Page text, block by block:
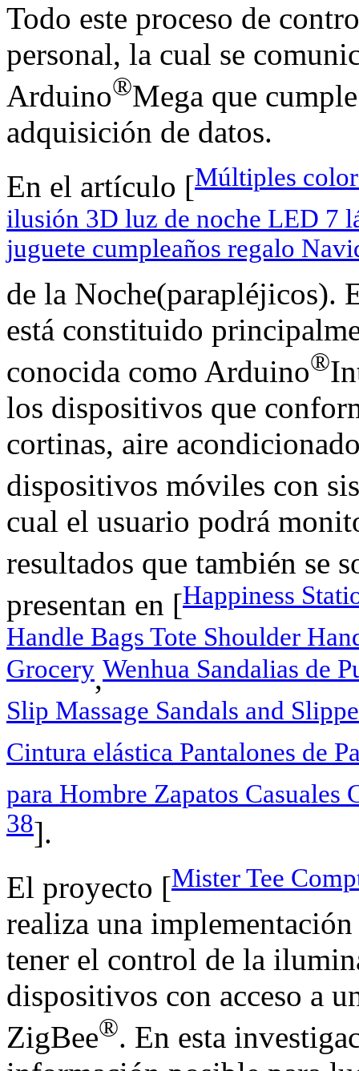
Todo este proceso de
personal, la cual se
Arduino®Mega que
adquisición de datos.
En el artículo [Múltiples
ilusión 3D luz de noche LED 7
juguete cumpleaños regalo
de la Noche(parapléjicos).
está constituido
conocida como Arduino®
los dispositivos que
cortinas, aire
dispositivos móviles con
cual el usuario podrá
resultados que también se
presentan en [Happiness
Handle Bags Tote Shoulder
Grocery,Wenhua Sandalias de
Slip Massage Sandals and
Cintura elástica Pantalones de
para Hombre Zapatos Casuales
38].
El proyecto [Mister Tee
realiza una
tener el control de la
dispositivos con acceso a
ZigBee®. En esta